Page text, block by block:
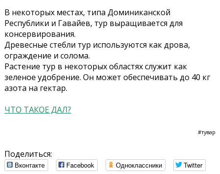
В некоторых местах, типа Доминиканской
Республики и Гавайев, тур выращивается для
консервирования.
Древесные стебли тур используются как дрова,
ограждение и солома.
Растение тур в некоторых областях служит как
зеленое удобрение. Он может обеспечивать до 40 кг
азота на гектар.
ЧТО ТАКОЕ ДАЛ?
#тувар
Поделиться:
Вконтакте Facebook Одноклассники
Twitter